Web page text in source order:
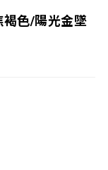
色/陽光金墜